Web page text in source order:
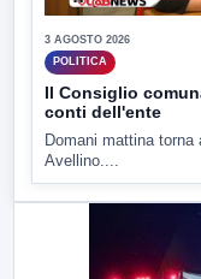
3 AGOSTO 2026
POLITICA
Il Consiglio
conti dell'ente
Domani mattina torna
Avellino....